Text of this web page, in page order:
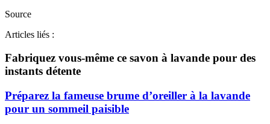
Source
Articles liés :
Fabriquez vous-même ce savon à lavande pour des
instants détente
Préparez la fameuse brume d’oreiller à la lavande
pour un sommeil paisible